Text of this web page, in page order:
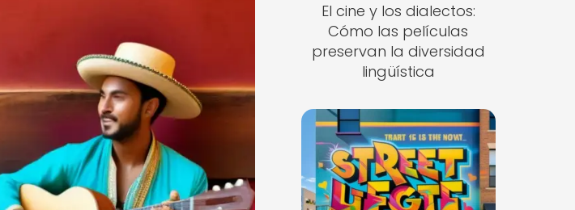
El cine y los dialectos:
Cómo las películas
preservan la diversidad
lingüística